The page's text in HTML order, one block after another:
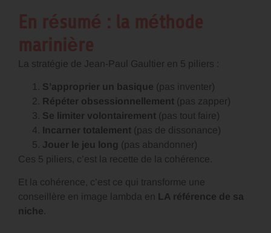
En résumé : la méthode
marinière
La stratégie de Jean-Paul Gaultier en 5 piliers :
S’approprier un basique (pas inventer)
Répéter obsessionnellement (pas zapper)
Se limiter volontairement (pas tout faire)
Incarner totalement (pas de dissonance)
Jouer le jeu long (pas abandonner)
Ces 5 piliers, c’est la recette de la cohérence.
Et la cohérence, c’est ce qui transforme une
conseillère en image lambda en LA référence de sa
niche